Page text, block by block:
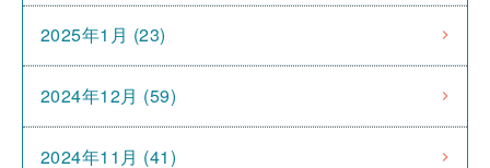
2025年1月 (23)
2024年12月 (59)
2024年11月 (41)